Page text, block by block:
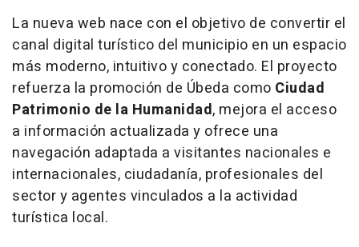
La nueva web nace con el objetivo de convertir el
canal digital turístico del municipio en un espacio
más moderno, intuitivo y conectado. El proyecto
refuerza la promoción de Úbeda como Ciudad
Patrimonio de la Humanidad, mejora el acceso
a información actualizada y ofrece una
navegación adaptada a visitantes nacionales e
internacionales, ciudadanía, profesionales del
sector y agentes vinculados a la actividad
turística local.